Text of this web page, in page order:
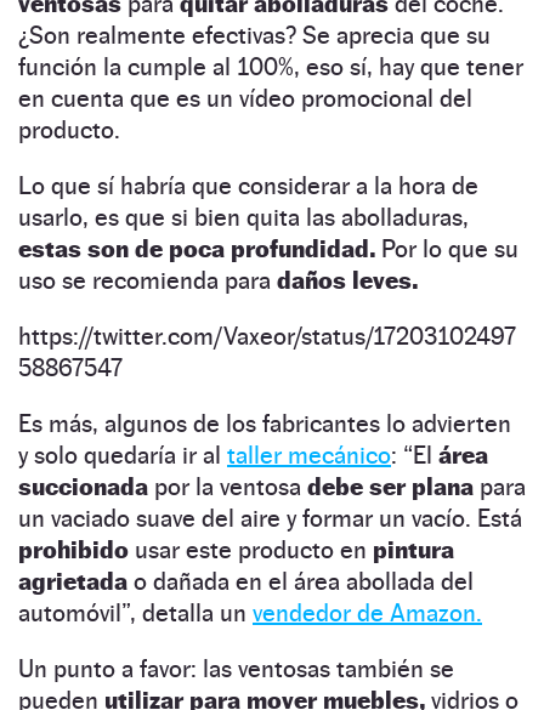
¿Son realmente efectivas? Se aprecia que su
función la cumple al 100%, eso sí, hay que tener
en cuenta que es un vídeo promocional del
producto.
Lo que sí habría que considerar a la hora de
usarlo, es que si bien quita las abolladuras,
estas son de poca profundidad. Por lo que su
uso se recomienda para daños leves.
https://twitter.com/Vaxeor/status/17203102497
58867547
Es más, algunos de los fabricantes lo advierten
y solo quedaría ir al taller mecánico: “El área
succionada por la ventosa debe ser plana para
un vaciado suave del aire y formar un vacío. Está
prohibido usar este producto en pintura
agrietada o dañada en el área abollada del
automóvil”, detalla un vendedor de Amazon.
Un punto a favor: las ventosas también se
pueden utilizar para mover muebles, vidrios o